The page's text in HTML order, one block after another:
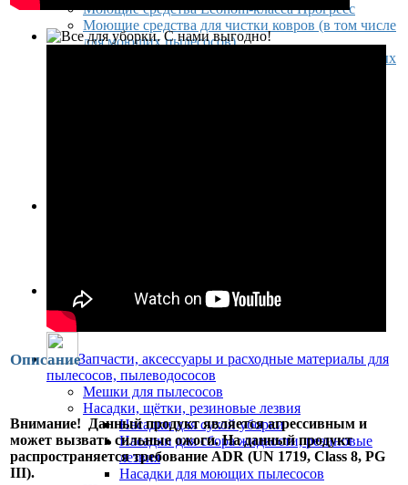
Моющие средства Econom-класса Прогресс
Моющие средства для чистки ковров (в том числе
для моющих пылесосов)
Низкопенные моющие средства для поломоечных
Элементы офисного и гостиничного интерьера
Барьерные стойки и тензаторы
Запчасти, аксессуары и расходные материалы для
пылесосов, пылеводососов
Мешки для пылесосов
Насадки, щётки, резиновые лезвия
Насадки для сухой уборки
Насадки для сбора жидкости, резиновые
лезвия
Насадки для моющих пылесосов
Описание
Внимание! Данный продукт является агрессивным и
может вызвать сильные ожоги. На данный продукт
распространяется требование ADR (UN 1719, Class 8, PG
III).